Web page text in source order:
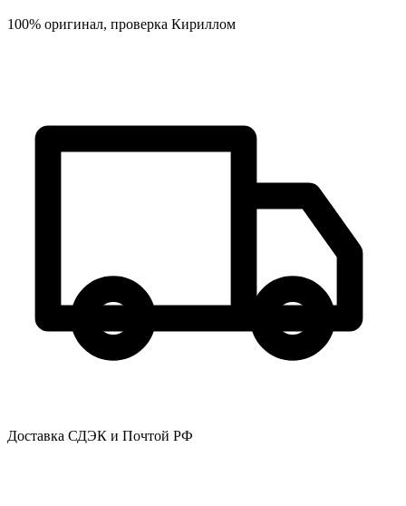
100% оригинал, проверка Кириллом
Доставка СДЭК и Почтой РФ